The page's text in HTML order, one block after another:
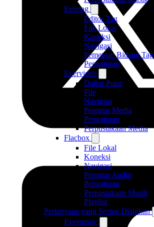
Evertag
Editor Tag
File Lokal
Koneksi
Navigasi
Pemetaan Bidang Tag
Pengaturan
Evervideo
Daftar Putar
File
Navigasi
Pemutar Media
Pengaturan
Perpustakaan Media
Flacbox
File Lokal
Koneksi
Navigasi
Pemutar Audio
Pengaturan
Perpustakaan Musik
Playlist
Pertanyaan yang Sering Diajukan
Evermusic